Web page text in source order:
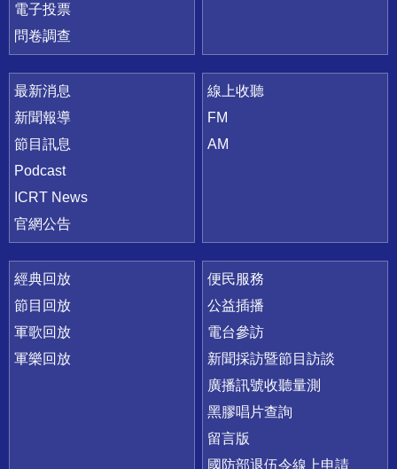
電子投票
問卷調查
最新消息
新聞報導
節目訊息
Podcast
ICRT News
官網公告
線上收聽
FM
AM
經典回放
節目回放
軍歌回放
軍樂回放
便民服務
公益插播
電台參訪
新聞採訪暨節目訪談
廣播訊號收聽量測
黑膠唱片查詢
留言版
國防部退伍令線上申請